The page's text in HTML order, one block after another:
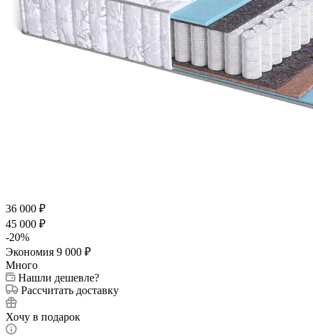
36 000 ₽
45 000 ₽
-20%
Экономия 9 000 ₽
Много
Нашли дешевле?
Рассчитать доставку
Хочу в подарок